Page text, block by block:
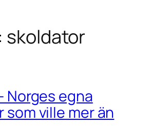
skoldator
Norges egna
som ville mer än